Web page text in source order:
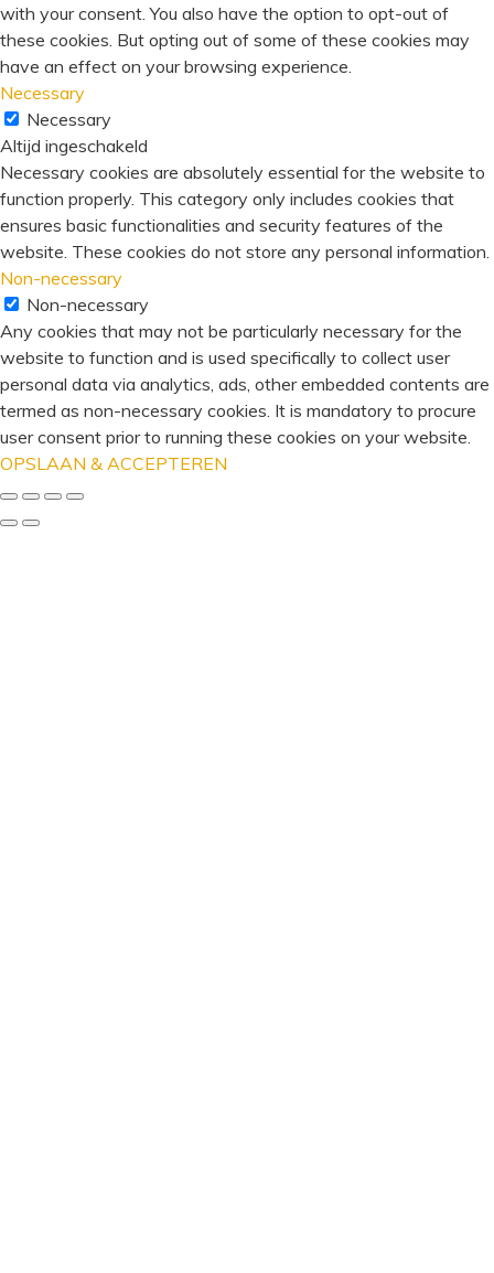
with your consent. You also have the option to opt-out of
these cookies. But opting out of some of these cookies may
have an effect on your browsing experience.
Necessary
Necessary
Altijd ingeschakeld
Necessary cookies are absolutely essential for the website to
function properly. This category only includes cookies that
ensures basic functionalities and security features of the
website. These cookies do not store any personal information.
Non-necessary
Non-necessary
Any cookies that may not be particularly necessary for the
website to function and is used specifically to collect user
personal data via analytics, ads, other embedded contents are
termed as non-necessary cookies. It is mandatory to procure
user consent prior to running these cookies on your website.
OPSLAAN & ACCEPTEREN